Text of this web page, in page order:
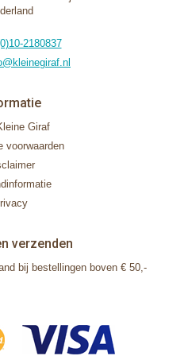
2180837
Giraf
voorwaarden
verzenden
bij bestellingen boven € 50,-